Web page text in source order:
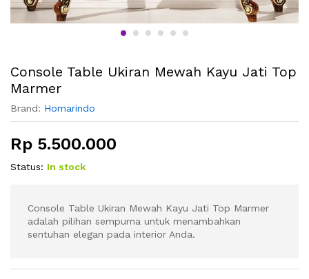
Console Table Ukiran Mewah Kayu Jati Top
Marmer
Brand: Homarindo
Rp 5.500.000
Status: In stock
Console Table Ukiran Mewah Kayu Jati Top Marmer
adalah pilihan sempurna untuk menambahkan
sentuhan elegan pada interior Anda.